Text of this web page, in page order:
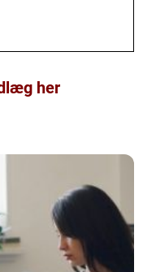
her